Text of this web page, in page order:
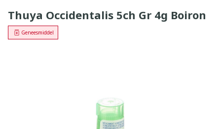
Thuya Occidentalis 5ch Gr 4g Boiron
Geneesmiddel